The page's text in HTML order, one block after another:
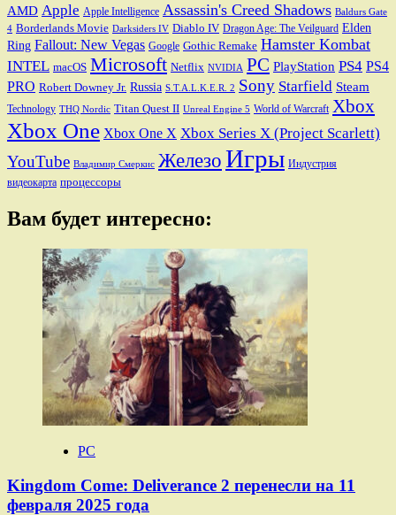
AMD Apple Apple Intelligence Assassin's Creed Shadows Baldurs Gate
4 Borderlands Movie Darksiders IV Diablo IV Dragon Age: The Veilguard Elden
Ring Fallout: New Vegas Google Gothic Remake Hamster Kombat
INTEL macOS Microsoft Netflix NVIDIA PC PlayStation PS4 PS4
PRO Robert Downey Jr. Russia S.T.A.L.K.E.R. 2 Sony Starfield Steam
Technology THQ Nordic Titan Quest II Unreal Engine 5 World of Warcraft Xbox
Xbox One Xbox One X Xbox Series X (Project Scarlett)
YouTube Владимир Смеркис ЖелезоИгры Индустрия
видеокарта процессоры
Вам будет интересно:
PC
Kingdom Come: Deliverance 2 перенесли на 11
февраля 2025 года